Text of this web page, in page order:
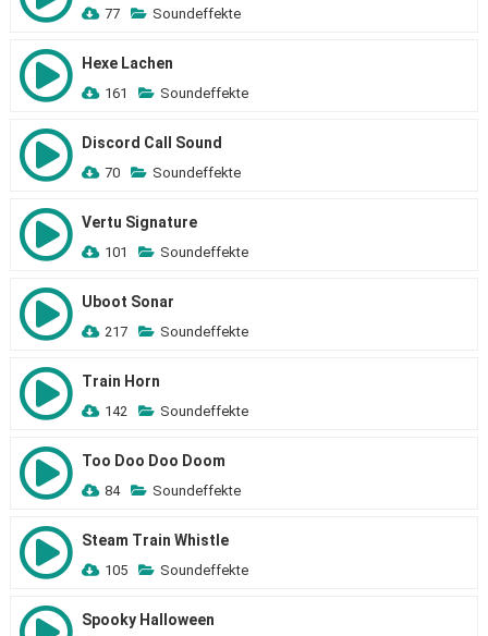
77 Soundeffekte
Hexe Lachen
161 Soundeffekte
Discord Call Sound
70 Soundeffekte
Vertu Signature
101 Soundeffekte
Uboot Sonar
217 Soundeffekte
Train Horn
142 Soundeffekte
Too Doo Doo Doom
84 Soundeffekte
Steam Train Whistle
105 Soundeffekte
Spooky Halloween